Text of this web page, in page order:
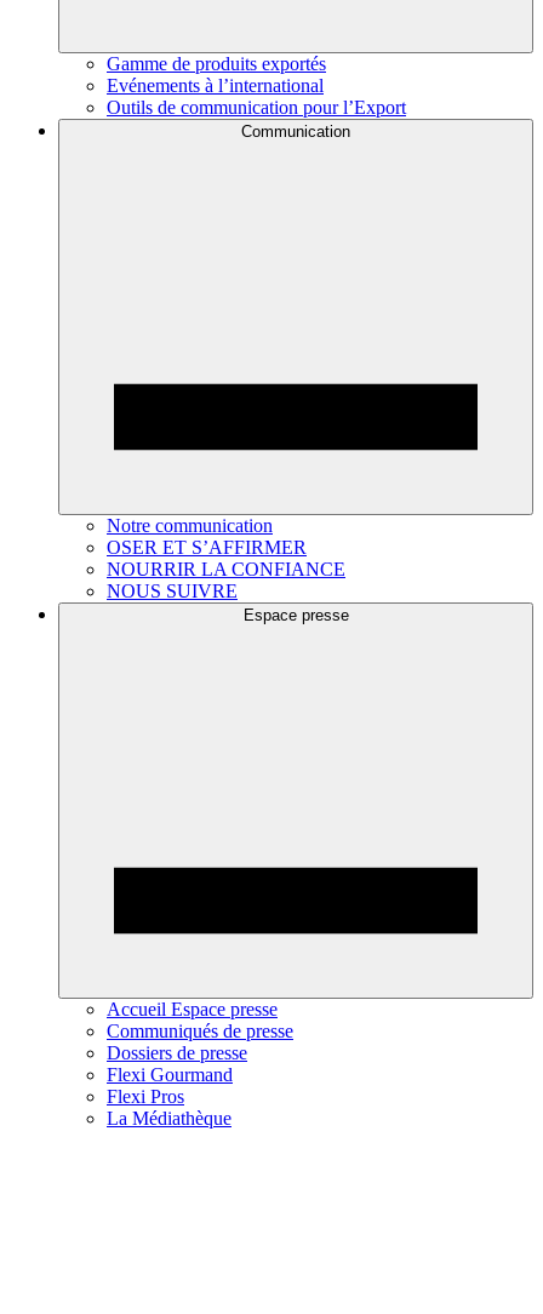
Gamme de produits exportés
Evénements à l’international
Outils de communication pour l’Export
Communication
Notre communication
OSER ET S’AFFIRMER
NOURRIR LA CONFIANCE
NOUS SUIVRE
Espace presse
Accueil Espace presse
Communiqués de presse
Dossiers de presse
Flexi Gourmand
Flexi Pros
La Médiathèque